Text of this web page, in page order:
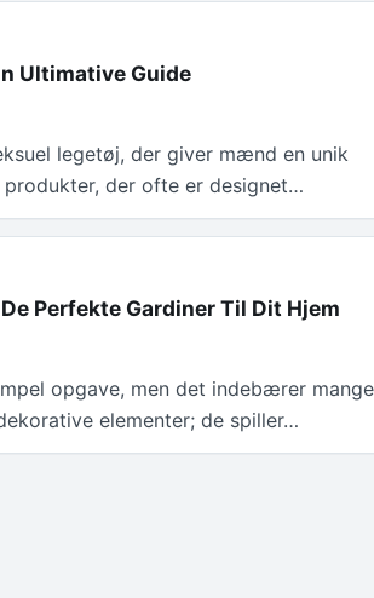
Ultimative Guide
legetøj, der giver mænd en unik
der ofte er designet…
Perfekte Gardiner Til Dit Hjem
opgave, men det indebærer mange
elementer; de spiller…